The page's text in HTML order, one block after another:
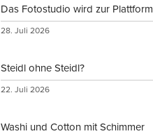
Das Fotostudio wird zur Plattform
28. Juli 2026
Steidl ohne Steidl?
22. Juli 2026
Washi und Cotton mit Schimmer